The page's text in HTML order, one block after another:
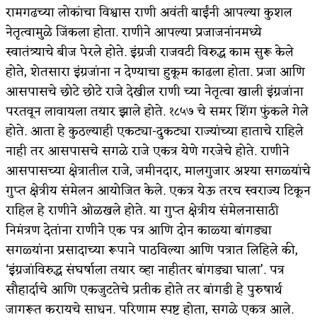
रामगढच्या लोकांचा विश्वास राणी अवंती बाईंनी आपल्या कुशल
नेतृत्वामुळे जिंकला होता. राणीने आपल्या प्रजाजनांनमध्ये
स्वातंत्र्याचे बीज पेरले होते. इंग्रजी राजवटी विरुद्ध काम सुरू केले
होते, शेतसारा इंग्रजांना न देण्याचा हुकूम काढला होता. प्रजा आणि
आसपासचे छोटे छोटे राजे देखील राणी च्या नेतृत्वा खाली इंग्रजांना
परतवून लावायला तयार झाले होते. १८५७ चे समर शिंग फुंकले गेले
होते. आता हे कुठल्याही एकट्या-दुकट्या राज्यांच्या हाताचे राहिले
नाही तर आसपासचे सगळे राजे एकत्र येणे गरजेचे होते. राणीने
आसपासच्या क्षेत्रातील राजे, जमीनदार, मालगुजार अश्या सगळ्यांचे
गुप्त क्षेत्रीय संमेलन आयोजित केले. एकत्र येऊ तरच स्वराज्य टिकून
राहिल हे राणीने ओळखले होते. या गुप्त क्षेत्रीय संमेलनासाठी
निमंत्रण देतांना राणीने एक पत्र आणि दोन काळ्या बांगड्या
सगळ्यांना प्रसादाच्या रूपाने पाठविल्या आणि पत्रात लिहिले की,
‘इंग्रजांविरुद्ध संघर्षाला तयार व्हा नाहीतर बांगड्या घाला’. पत्र
सौहार्दाचे आणि एकजुटतेचे प्रतीक होते तर बांगडी हे पुरुषार्थ
जागरूत करायचे साधन. परिणाम स्पष्ट होता, सगळे एकत्र आले.